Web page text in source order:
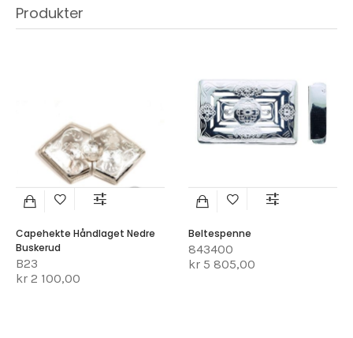
Produkter
Capehekte Håndlaget Nedre
Buskerud
B23
kr 2 100,00
Beltespenne
843400
kr 5 805,00